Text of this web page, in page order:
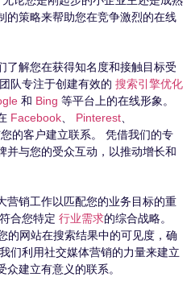
的策略来帮助您在竞争激烈的在线
了解您在获得知名度和接触目标受
队专注于创建有效的 搜索引擎优化
和 Bing 等平台上的在线形象。
Facebook Pinterest
的客户建立联系。 凭借我们的专
并与您的受众互动，以推动增长和
营销工作以匹配您的业务目标的重
合您特定 行业需求的综合战略。
的网站在搜索结果中的可见度，确
们利用社交媒体营销的力量来建立
建立有意义的联系。